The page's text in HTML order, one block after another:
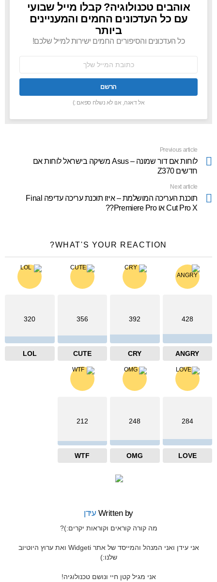
NEWSLETTER
אוהבים טכנולוגיה? קבלו מייל שבועי
עם כל העדכונים החמים והמעניינים
ביותר
כל העדכונים והסיפורים החמים ישירות למייל שלכם!
אל דאגה, אנו לא נשלח ספאם :)
more
Previous article
לוחות אם דור שמונה – Asus משיקה בישראל לוחות אם
חדשים Z370
Next article
תוכנת העריכה המושלמת – איזו תוכנת עריכה עדיפה Final
Cut Pro X או Premiere Pro??
WHAT'S YOUR REACTION?
428
ANGRY
392
CRY
356
CUTE
320
LOL
284
LOVE
248
OMG
212
WTF
Written by עידן
מה קורה קוראים וקוראות יקרים:)?
אני עידן ואני המנהל והמייסד של אתר Widgeti ואת ערוץ היוטיוב
שלנו:)
אני מגיל קטן חיי ונושם טכנולוגיה!